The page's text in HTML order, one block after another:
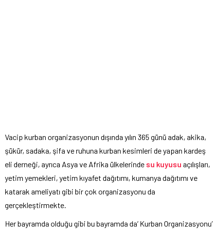
Vacip kurban organizasyonun dışında yılın 365 günü adak, akika,
şükür, sadaka, şifa ve ruhuna kurban kesimleri de yapan kardeş
eli derneği, ayrıca Asya ve Afrika ülkelerinde su kuyusu açılışları,
yetim yemekleri, yetim kıyafet dağıtımı, kumanya dağıtımı ve
katarak ameliyatı gibi bir çok organizasyonu da
gerçekleştirmekte.
Her bayramda olduğu gibi bu bayramda da‘ Kurban Organizasyonu’